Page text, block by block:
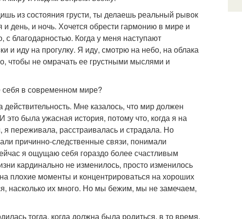
из состояния грусти, ты делаешь реальный рывок
и день, и ночь. Хочется обрести гармонию в мире и
с благодарностью. Когда у меня наступают
и иду на прогулку. Я иду, смотрю на небо, на облака
чтобы не омрачать ее грустными мыслями и
себя в современном мире?
Мне казалось, что мир должен
была ужасная история, потому что, когда я на
переживала, расстраивалась и страдала. Но
причинно-следственные связи, понимали
я ощущаю себя гораздо более счастливым
кардинально не изменилось, просто изменилось
плохие моменты и концентрироваться на хороших
насколько их много. Но мы бежим, мы не замечаем,
тогда, когда должна была родиться, в то время,